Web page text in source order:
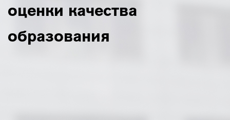
оценки качества
образования